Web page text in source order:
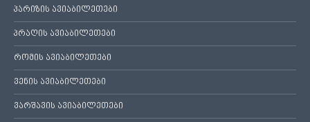
პარიზის ავიაბილეთები
პრაღის ავიაბილეთები
რომის ავიაბილეთები
ვენის ავიაბილეთები
ვარშავის ავიაბილეთები